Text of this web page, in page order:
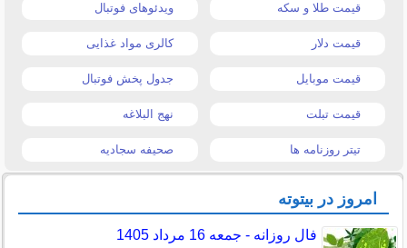
قیمت طلا و سکه ویدئوهای فوتبال
قیمت دلار کالری مواد غذایی
قیمت موبایل جدول پخش فوتبال
قیمت تبلت نهج البلاغه
تیتر روزنامه ها صحیفه سجادیه
امروز در بیتوته
فال روزانه - جمعه 16 مرداد 1405